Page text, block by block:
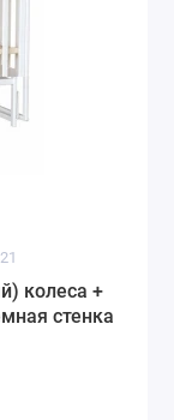
колеса +
стенка